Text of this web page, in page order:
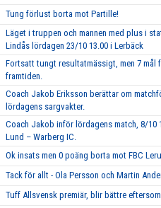
Tung förlust borta mot Partille!
Läget i truppen och mannen med plus i
Lindås lördagen 23/10 13.00 i Lerbäck
Fortsatt tungt resultatmässigt, men 7 mål
framtiden.
Coach Jakob Eriksson berättar om
lördagens sargvakter.
Coach Jakob inför lördagens match, 8/10
Lund – Warberg IC.
Ok insats men 0 poäng borta mot FBC
Tack för allt - Ola Persson och Martin
Tuff Allsvensk premiär, blir bättre